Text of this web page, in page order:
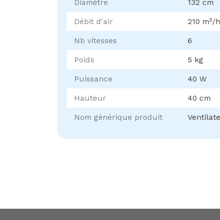
Diamètre 132 cm
Débit d'air 210 m³/h
Nb vitesses 6
Poids 5 kg
Puissance 40 W
Hauteur 40 cm
Nom générique produit